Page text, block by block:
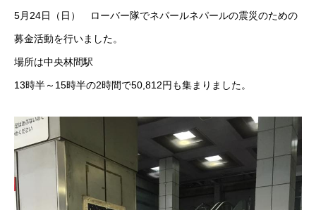
5月24日（日） ローバー隊でネパールネパールの震災のための
募金活動を行いました。
場所は中央林間駅
13時半～15時半の2時間で50,812円も集まりました。